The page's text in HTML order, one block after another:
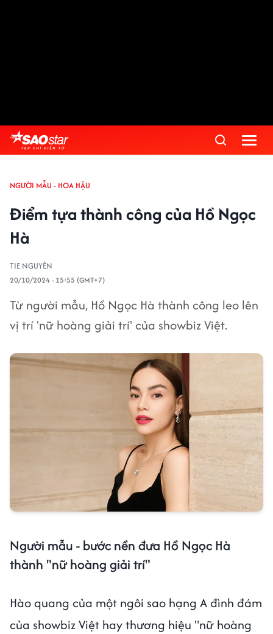
NGƯỜI MẪU - HOA HẬU
Điểm tựa thành công của Hồ Ngọc
Hà
TIE NGUYÊN
20/10/2024 - 15:55 (GMT+7)
Từ người mẫu, Hồ Ngọc Hà thành công leo lên
vị trí 'nữ hoàng giải trí' của showbiz Việt.
Người mẫu - bước nền đưa Hồ Ngọc Hà
thành "nữ hoàng giải trí"
Hào quang của một ngôi sao hạng A đình đám
của showbiz Việt hay thương hiệu "nữ hoàng